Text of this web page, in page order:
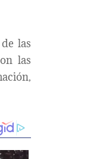
las
las